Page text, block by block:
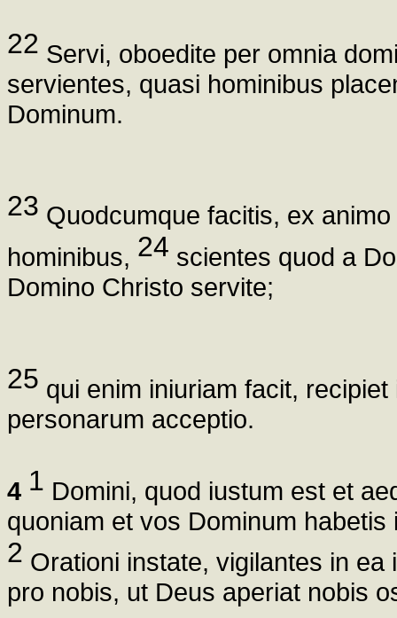
22 Servi, oboedite per omnia
servientes, quasi hominibus
Dominum.
23 Quodcumque facitis, ex
hominibus, 24 scientes quod a
Domino Christo servite;
25 qui enim iniuriam facit,
personarum acceptio.
4 1 Domini, quod iustum est et
quoniam et vos Dominum habetis
2 Orationi instate, vigilantes in
pro nobis, ut Deus aperiat nobis